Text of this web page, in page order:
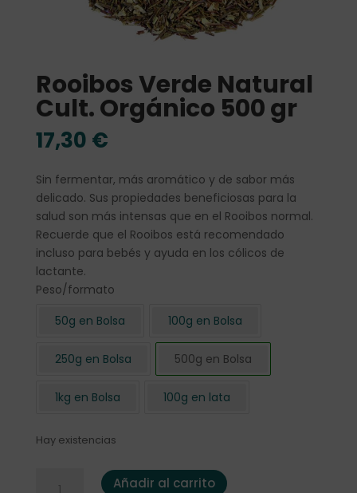
Rooibos Verde Natural
Cult. Orgánico 500 gr
17,30 €
Sin fermentar, más aromático y de sabor más
delicado. Sus propiedades beneficiosas para la
salud son más intensas que en el Rooibos normal.
Recuerde que el Rooibos está recomendado
incluso para bebés y ayuda en los cólicos de
lactante.
Peso/formato
50g en Bolsa
100g en Bolsa
250g en Bolsa 500g en Bolsa
1kg en Bolsa 100g en lata
Hay existencias
Rooibos Verde Natural Cult. Orgánico 500 gr cantidad
Añadir al carrito